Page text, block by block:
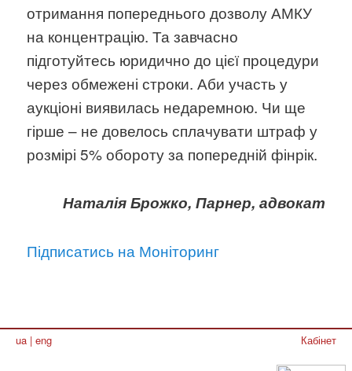
отримання попереднього дозволу АМКУ
на концентрацію. Та завчасно
підготуйтесь юридично до цієї процедури
через обмежені строки. Аби участь у
аукціоні виявилась недаремною. Чи ще
гірше – не довелось сплачувати штраф у
розмірі 5% обороту за попередній фінрік.
Наталія Брожко, Парнер, адвокат
Підписатись на Моніторинг
ua | eng Кабінет